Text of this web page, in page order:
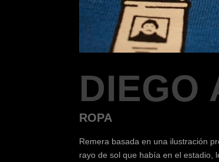
DIEGO
ROPA
Remera basada en una ilustración
rayo de sol que había en el estadio,